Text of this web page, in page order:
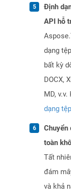
Định
API hỗ
dạng
bất kỳ
DOCX,
MD,
dạng
Chuyển
toàn
Tất
đám
và khả